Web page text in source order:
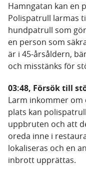
Hamngatan kan en
Polispatrull larmas
hundpatrull som
en person som
är i 45-årsåldern,
och misstänks för
03:48, Försök till
Larm inkommer
plats kan
uppbruten och att
oreda inne i
lokaliseras och en
inbrott upprättas.